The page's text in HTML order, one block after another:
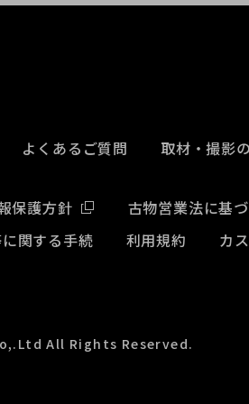
よくあるご質問 取材・撮影
保護方針
古物営業法に基
関する手続
利用規約 カ
All Rights Reserved.